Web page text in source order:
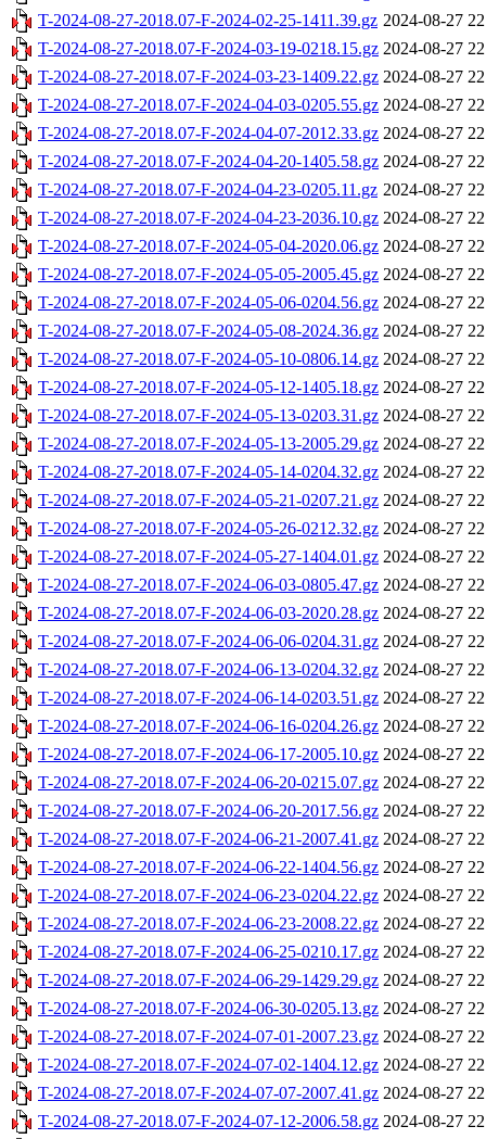
T-2024-08-27-2018.07-F-2024-02-25-1411.39.gz 2024-08-27
T-2024-08-27-2018.07-F-2024-03-19-0218.15.gz 2024-08-27
T-2024-08-27-2018.07-F-2024-03-23-1409.22.gz 2024-08-27
T-2024-08-27-2018.07-F-2024-04-03-0205.55.gz 2024-08-27
T-2024-08-27-2018.07-F-2024-04-07-2012.33.gz 2024-08-27
T-2024-08-27-2018.07-F-2024-04-20-1405.58.gz 2024-08-27
T-2024-08-27-2018.07-F-2024-04-23-0205.11.gz 2024-08-27
T-2024-08-27-2018.07-F-2024-04-23-2036.10.gz 2024-08-27
T-2024-08-27-2018.07-F-2024-05-04-2020.06.gz 2024-08-27
T-2024-08-27-2018.07-F-2024-05-05-2005.45.gz 2024-08-27
T-2024-08-27-2018.07-F-2024-05-06-0204.56.gz 2024-08-27
T-2024-08-27-2018.07-F-2024-05-08-2024.36.gz 2024-08-27
T-2024-08-27-2018.07-F-2024-05-10-0806.14.gz 2024-08-27
T-2024-08-27-2018.07-F-2024-05-12-1405.18.gz 2024-08-27
T-2024-08-27-2018.07-F-2024-05-13-0203.31.gz 2024-08-27
T-2024-08-27-2018.07-F-2024-05-13-2005.29.gz 2024-08-27
T-2024-08-27-2018.07-F-2024-05-14-0204.32.gz 2024-08-27
T-2024-08-27-2018.07-F-2024-05-21-0207.21.gz 2024-08-27
T-2024-08-27-2018.07-F-2024-05-26-0212.32.gz 2024-08-27
T-2024-08-27-2018.07-F-2024-05-27-1404.01.gz 2024-08-27
T-2024-08-27-2018.07-F-2024-06-03-0805.47.gz 2024-08-27
T-2024-08-27-2018.07-F-2024-06-03-2020.28.gz 2024-08-27
T-2024-08-27-2018.07-F-2024-06-06-0204.31.gz 2024-08-27
T-2024-08-27-2018.07-F-2024-06-13-0204.32.gz 2024-08-27
T-2024-08-27-2018.07-F-2024-06-14-0203.51.gz 2024-08-27
T-2024-08-27-2018.07-F-2024-06-16-0204.26.gz 2024-08-27
T-2024-08-27-2018.07-F-2024-06-17-2005.10.gz 2024-08-27
T-2024-08-27-2018.07-F-2024-06-20-0215.07.gz 2024-08-27
T-2024-08-27-2018.07-F-2024-06-20-2017.56.gz 2024-08-27
T-2024-08-27-2018.07-F-2024-06-21-2007.41.gz 2024-08-27
T-2024-08-27-2018.07-F-2024-06-22-1404.56.gz 2024-08-27
T-2024-08-27-2018.07-F-2024-06-23-0204.22.gz 2024-08-27
T-2024-08-27-2018.07-F-2024-06-23-2008.22.gz 2024-08-27
T-2024-08-27-2018.07-F-2024-06-25-0210.17.gz 2024-08-27
T-2024-08-27-2018.07-F-2024-06-29-1429.29.gz 2024-08-27
T-2024-08-27-2018.07-F-2024-06-30-0205.13.gz 2024-08-27
T-2024-08-27-2018.07-F-2024-07-01-2007.23.gz 2024-08-27
T-2024-08-27-2018.07-F-2024-07-02-1404.12.gz 2024-08-27
T-2024-08-27-2018.07-F-2024-07-07-2007.41.gz 2024-08-27
T-2024-08-27-2018.07-F-2024-07-12-2006.58.gz 2024-08-27